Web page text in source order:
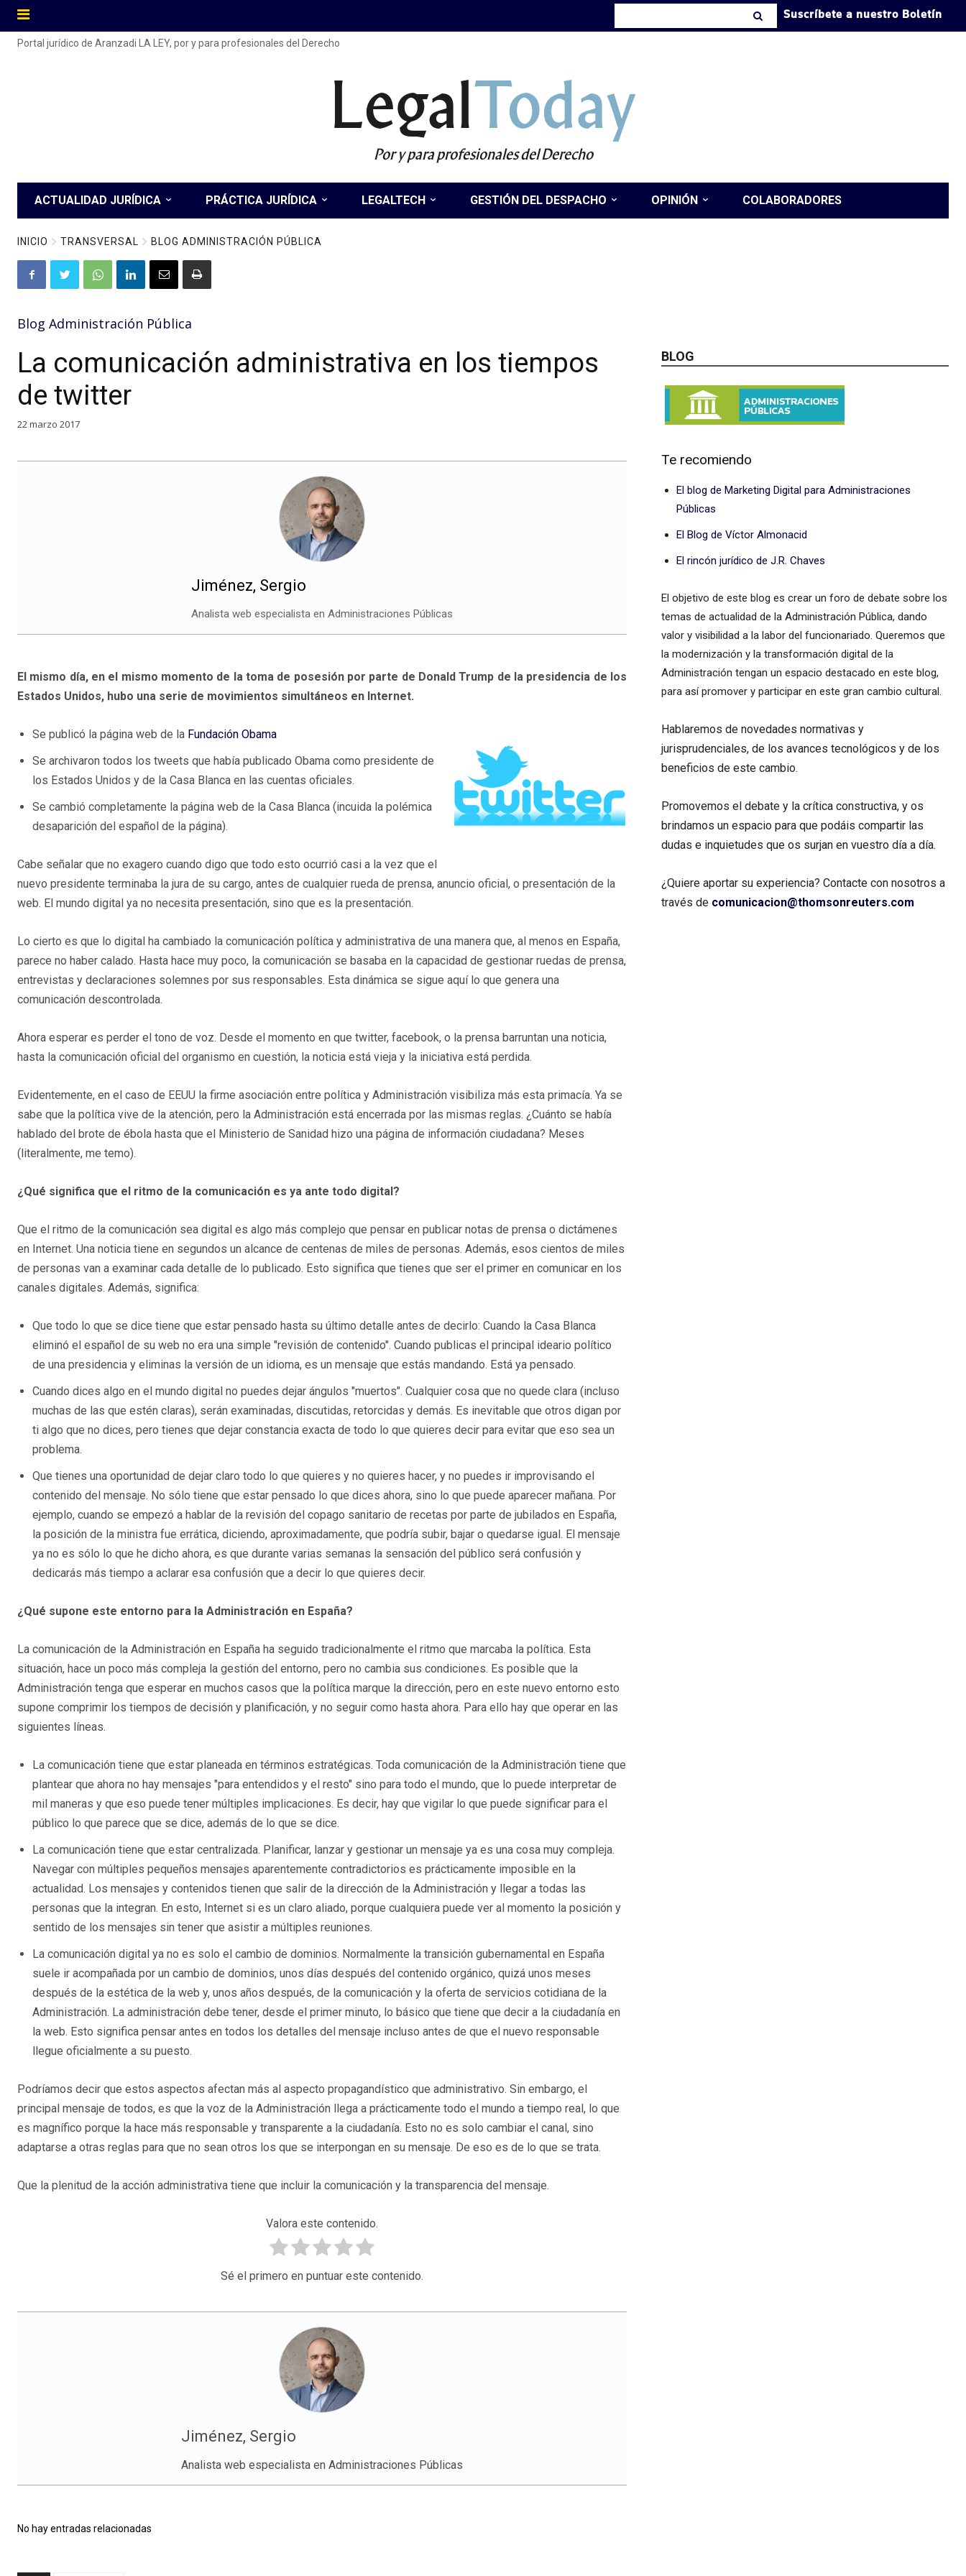
Suscríbete a nuestro Boletín
Portal jurídico de Aranzadi LA LEY, por y para profesionales del Derecho
LegalToday
Por y para profesionales del Derecho
ACTUALIDAD JURÍDICA PRÁCTICA JURÍDICA LEGALTECH GESTIÓN DEL DESPACHO OPINIÓN COLABORADORES
INICIO TRANSVERSAL BLOG ADMINISTRACIÓN PÚBLICA
Blog Administración Pública
La comunicación administrativa en los tiempos
de twitter
22 marzo 2017
Jiménez, Sergio
Analista web especialista en Administraciones Públicas
El mismo día, en el mismo momento de la toma de posesión por parte de Donald Trump de la presidencia de los
Estados Unidos, hubo una serie de movimientos simultáneos en Internet.
Se publicó la página web de la Fundación Obama
Se archivaron todos los tweets que había publicado Obama como presidente de
los Estados Unidos y de la Casa Blanca en las cuentas oficiales.
Se cambió completamente la página web de la Casa Blanca (incuida la polémica
desaparición del español de la página).
Cabe señalar que no exagero cuando digo que todo esto ocurrió casi a la vez que el
nuevo presidente terminaba la jura de su cargo, antes de cualquier rueda de prensa, anuncio oficial, o presentación de la
web. El mundo digital ya no necesita presentación, sino que es la presentación.
Lo cierto es que lo digital ha cambiado la comunicación política y administrativa de una manera que, al menos en España,
parece no haber calado. Hasta hace muy poco, la comunicación se basaba en la capacidad de gestionar ruedas de prensa,
entrevistas y declaraciones solemnes por sus responsables. Esta dinámica se sigue aquí lo que genera una
comunicación descontrolada.
Ahora esperar es perder el tono de voz. Desde el momento en que twitter, facebook, o la prensa barruntan una noticia,
hasta la comunicación oficial del organismo en cuestión, la noticia está vieja y la iniciativa está perdida.
Evidentemente, en el caso de EEUU la firme asociación entre política y Administración visibiliza más esta primacía. Ya se
sabe que la política vive de la atención, pero la Administración está encerrada por las mismas reglas. ¿Cuánto se había
hablado del brote de ébola hasta que el Ministerio de Sanidad hizo una página de información ciudadana? Meses
(literalmente, me temo).
¿Qué significa que el ritmo de la comunicación es ya ante todo digital?
Que el ritmo de la comunicación sea digital es algo más complejo que pensar en publicar notas de prensa o dictámenes
en Internet. Una noticia tiene en segundos un alcance de centenas de miles de personas. Además, esos cientos de miles
de personas van a examinar cada detalle de lo publicado. Esto significa que tienes que ser el primer en comunicar en los
canales digitales. Además, significa:
Que todo lo que se dice tiene que estar pensado hasta su último detalle antes de decirlo: Cuando la Casa Blanca
eliminó el español de su web no era una simple "revisión de contenido". Cuando publicas el principal ideario político
de una presidencia y eliminas la versión de un idioma, es un mensaje que estás mandando. Está ya pensado.
Cuando dices algo en el mundo digital no puedes dejar ángulos "muertos". Cualquier cosa que no quede clara (incluso
muchas de las que estén claras), serán examinadas, discutidas, retorcidas y demás. Es inevitable que otros digan por
ti algo que no dices, pero tienes que dejar constancia exacta de todo lo que quieres decir para evitar que eso sea un
problema.
Que tienes una oportunidad de dejar claro todo lo que quieres y no quieres hacer, y no puedes ir improvisando el
contenido del mensaje. No sólo tiene que estar pensado lo que dices ahora, sino lo que puede aparecer mañana. Por
ejemplo, cuando se empezó a hablar de la revisión del copago sanitario de recetas por parte de jubilados en España,
la posición de la ministra fue errática, diciendo, aproximadamente, que podría subir, bajar o quedarse igual. El mensaje
ya no es sólo lo que he dicho ahora, es que durante varias semanas la sensación del público será confusión y
dedicarás más tiempo a aclarar esa confusión que a decir lo que quieres decir.
¿Qué supone este entorno para la Administración en España?
La comunicación de la Administración en España ha seguido tradicionalmente el ritmo que marcaba la política. Esta
situación, hace un poco más compleja la gestión del entorno, pero no cambia sus condiciones. Es posible que la
Administración tenga que esperar en muchos casos que la política marque la dirección, pero en este nuevo entorno esto
supone comprimir los tiempos de decisión y planificación, y no seguir como hasta ahora. Para ello hay que operar en las
siguientes líneas.
La comunicación tiene que estar planeada en términos estratégicas. Toda comunicación de la Administración tiene que
plantear que ahora no hay mensajes "para entendidos y el resto" sino para todo el mundo, que lo puede interpretar de
mil maneras y que eso puede tener múltiples implicaciones. Es decir, hay que vigilar lo que puede significar para el
público lo que parece que se dice, además de lo que se dice.
La comunicación tiene que estar centralizada. Planificar, lanzar y gestionar un mensaje ya es una cosa muy compleja.
Navegar con múltiples pequeños mensajes aparentemente contradictorios es prácticamente imposible en la
actualidad. Los mensajes y contenidos tienen que salir de la dirección de la Administración y llegar a todas las
personas que la integran. En esto, Internet si es un claro aliado, porque cualquiera puede ver al momento la posición y
sentido de los mensajes sin tener que asistir a múltiples reuniones.
La comunicación digital ya no es solo el cambio de dominios. Normalmente la transición gubernamental en España
suele ir acompañada por un cambio de dominios, unos días después del contenido orgánico, quizá unos meses
después de la estética de la web y, unos años después, de la comunicación y la oferta de servicios cotidiana de la
Administración. La administración debe tener, desde el primer minuto, lo básico que tiene que decir a la ciudadanía en
la web. Esto significa pensar antes en todos los detalles del mensaje incluso antes de que el nuevo responsable
llegue oficialmente a su puesto.
Podríamos decir que estos aspectos afectan más al aspecto propagandístico que administrativo. Sin embargo, el
principal mensaje de todos, es que la voz de la Administración llega a prácticamente todo el mundo a tiempo real, lo que
es magnífico porque la hace más responsable y transparente a la ciudadanía. Esto no es solo cambiar el canal, sino
adaptarse a otras reglas para que no sean otros los que se interpongan en su mensaje. De eso es de lo que se trata.
Que la plenitud de la acción administrativa tiene que incluir la comunicación y la transparencia del mensaje.
Valora este contenido.
Sé el primero en puntuar este contenido.
Jiménez, Sergio
Analista web especialista en Administraciones Públicas
No hay entradas relacionadas
BLOG
Te recomiendo
El blog de Marketing Digital para Administraciones
Públicas
El Blog de Víctor Almonacid
El rincón jurídico de J.R. Chaves
El objetivo de este blog es crear un foro de debate sobre los
temas de actualidad de la Administración Pública, dando
valor y visibilidad a la labor del funcionariado. Queremos que
la modernización y la transformación digital de la
Administración tengan un espacio destacado en este blog,
para así promover y participar en este gran cambio cultural.
Hablaremos de novedades normativas y
jurisprudenciales, de los avances tecnológicos y de los
beneficios de este cambio.
Promovemos el debate y la crítica constructiva, y os
brindamos un espacio para que podáis compartir las
dudas e inquietudes que os surjan en vuestro día a día.
¿Quiere aportar su experiencia? Contacte con nosotros a
través de comunicacion@thomsonreuters.com